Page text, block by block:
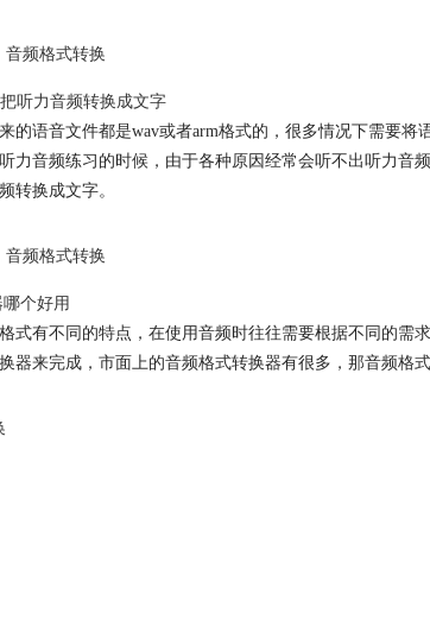
音频格式转换
听力音频转换成文字
的语音文件都是wav或者arm格式的，很多情况下需要
力音频练习的时候，由于各种原因经常会听不出听力音
转换成文字。
音频格式转换
哪个好用
式有不同的特点，在使用音频时往往需要根据不同的需
器来完成，市面上的音频格式转换器有很多，那音频格